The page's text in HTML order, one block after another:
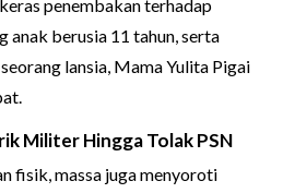
penembakan terhadap
anak berusia 11 tahun, serta
lansia, Mama Yulita Pigai
Militer Hingga Tolak PSN
fisik, massa juga menyoroti